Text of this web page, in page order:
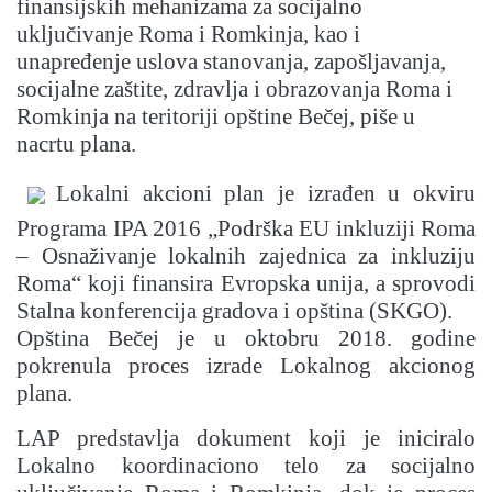
finansijskih mehanizama za socijalno
uključivanje Roma i Romkinja, kao i
unapređenje uslova stanovanja, zapošljavanja,
socijalne zaštite, zdravlja i obrazovanja Roma i
Romkinja na teritoriji opštine Bečej, piše u
nacrtu plana.
Lokalni akcioni plan je izrađen u okviru
Programa IPA 2016 „Podrška EU inkluziji Roma
– Osnaživanje lokalnih zajednica za inkluziju
Roma“ koji finansira Evropska unija, a sprovodi
Stalna konferencija gradova i opština (SKGO).
Opština Bečej je u oktobru 2018. godine
pokrenula proces izrade Lokalnog akcionog
plana.
LAP predstavlja dokument koji je iniciralo
Lokalno koordinaciono telo za socijalno